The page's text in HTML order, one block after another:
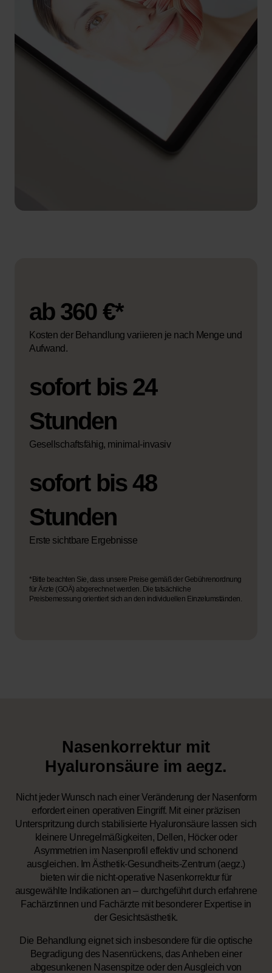
ab 360 €*
Kosten der Behandlung variieren je nach Menge und
Aufwand.
sofort bis 24
Stunden
Gesellschaftsfähig, minimal-invasiv
sofort bis 48
Stunden
Erste sichtbare Ergebnisse
*Bitte beachten Sie, dass unsere Preise gemäß der Gebührenordnung
für Ärzte (GOÄ) abgerechnet werden. Die tatsächliche
Preisbemessung orientiert sich an den individuellen Einzelumständen.
Nasenkorrektur mit
Hyaluronsäure im aegz.
Nicht jeder Wunsch nach einer Veränderung der Nasenform
erfordert einen operativen Eingriff. Mit einer präzisen
Unterspritzung durch stabilisierte Hyaluronsäure lassen sich
kleinere Unregelmäßigkeiten, Dellen, Höcker oder
Asymmetrien im Nasenprofil effektiv und schonend
ausgleichen. Im Ästhetik-Gesundheits-Zentrum (aegz.)
bieten wir die nicht-operative Nasenkorrektur für
ausgewählte Indikationen an – durchgeführt durch erfahrene
Fachärztinnen und Fachärzte mit besonderer Expertise in
der Gesichtsästhetik.
Die Behandlung eignet sich insbesondere für die optische
Begradigung des Nasenrückens, das Anheben einer
abgesunkenen Nasenspitze oder den Ausgleich von